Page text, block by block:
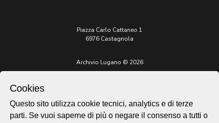
Piazza Carlo Cattaneo 1
6976 Castagnola
Archivio Lugano © 2026
Sito istituzionale:
lugano.ch
Cookies
Questo sito utilizza cookie tecnici, analytics e di terze
parti. Se vuoi saperne di più o negare il consenso a tutti o